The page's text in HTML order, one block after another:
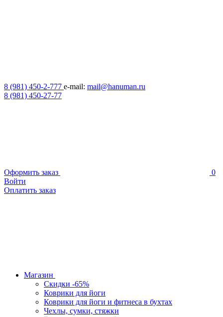
8 (981) 450-2-777 e-mail: mail@hanuman.ru
8 (981) 450-27-77
Оформить заказ
0
Войти
Оплатить заказ
Магазин
Скидки -65%
Коврики для йоги
Коврики для йоги и фитнеса в бухтах
Чехлы, сумки, стяжки